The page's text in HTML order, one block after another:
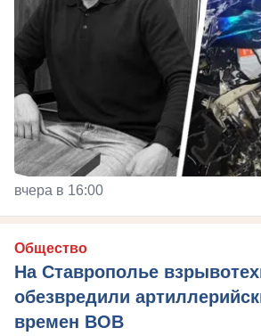
вчера в 16:00
Общество
На Ставрополье
обезвредили
времен ВОВ